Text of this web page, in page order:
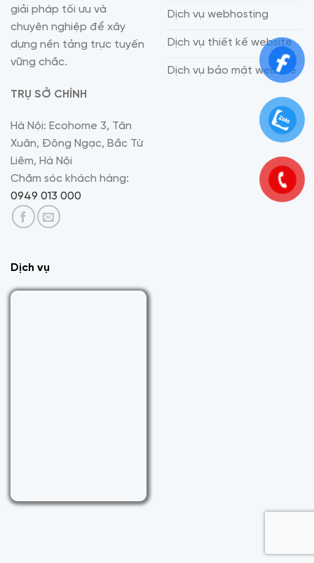
giải pháp tối ưu và
chuyên nghiệp để xây
dựng nền tảng trực tuyến
vững chắc.
TRỤ SỞ CHÍNH
Hà Nội: Ecohome 3, Tân
Xuân, Đông Ngạc, Bắc Từ
Liêm, Hà Nội
Chăm sóc khách hàng:
0949 013 000
Dịch vụ webhosting
Dịch vụ thiết kế website
Dịch vụ bảo mật website
Dịch vụ